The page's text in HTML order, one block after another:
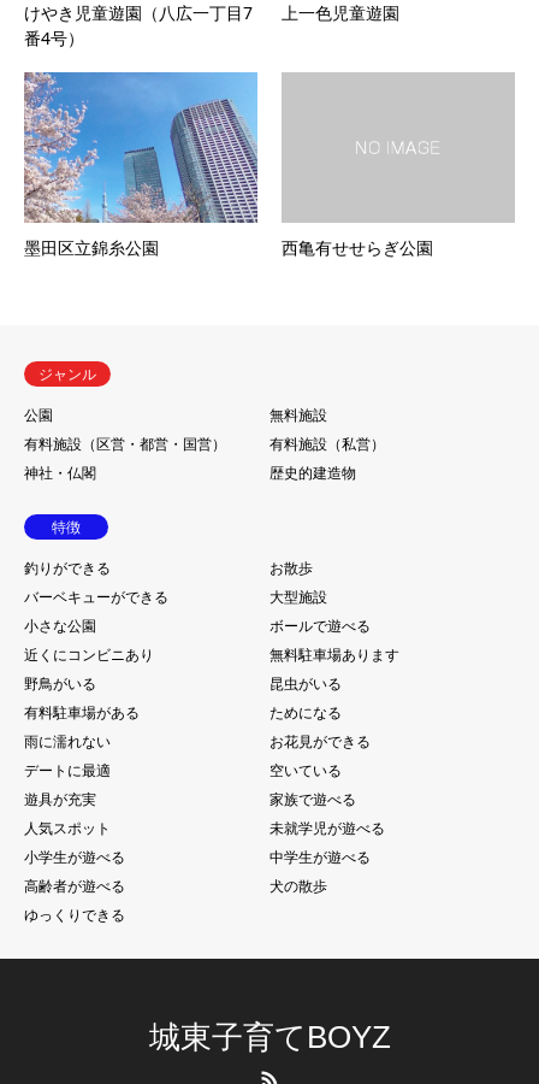
けやき児童遊園（八広一丁目7
番4号）
上一色児童遊園
墨田区立錦糸公園 西亀有せせらぎ公園
ジャンル
公園
無料施設
有料施設（区営・都営・国営）
有料施設（私営）
神社・仏閣
歴史的建造物
特徴
釣りができる
お散歩
バーベキューができる
大型施設
小さな公園
ボールで遊べる
近くにコンビニあり
無料駐車場あります
野鳥がいる
昆虫がいる
有料駐車場がある
ためになる
雨に濡れない
お花見ができる
デートに最適
空いている
遊具が充実
家族で遊べる
人気スポット
未就学児が遊べる
小学生が遊べる
中学生が遊べる
高齢者が遊べる
犬の散歩
ゆっくりできる
城東子育てBOYZ